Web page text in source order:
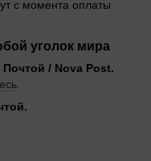
с момента оплаты
уголок мира
/ Nova Post.